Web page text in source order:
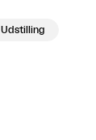
Udstilling